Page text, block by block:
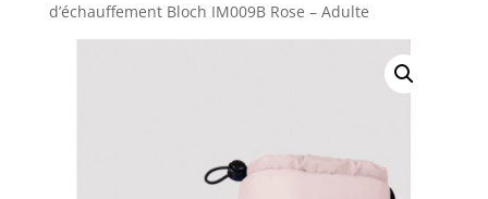
d’échauffement Bloch IM009B Rose – Adulte